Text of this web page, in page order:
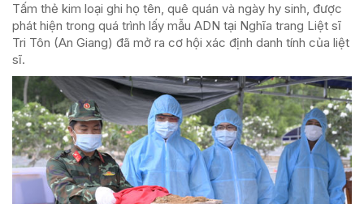
Tấm thẻ kim loại ghi họ tên, quê quán và ngày hy sinh, được
phát hiện trong quá trình lấy mẫu ADN tại Nghĩa trang Liệt sĩ
Tri Tôn (An Giang) đã mở ra cơ hội xác định danh tính của liệt
sĩ.